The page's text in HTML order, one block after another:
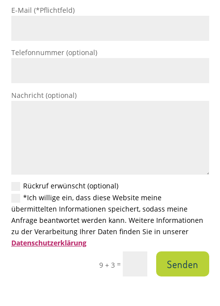
E-Mail (*Pflichtfeld)
Telefonnummer (optional)
Nachricht (optional)
Rückruf erwünscht (optional)
*Ich willige ein, dass diese Website meine
übermittelten Informationen speichert, sodass meine
Anfrage beantwortet werden kann. Weitere Informationen
zu der Verarbeitung Ihrer Daten finden Sie in unserer
Datenschutzerklärung
9 + 3 = Senden